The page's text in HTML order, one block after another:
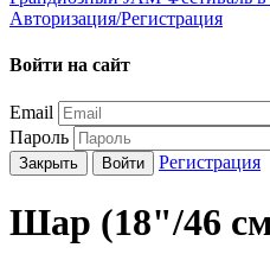
Авторизация/Регистрация
Войти на сайт
Email
Пароль
Закрыть Войти Регистрация
Шар (18"/46